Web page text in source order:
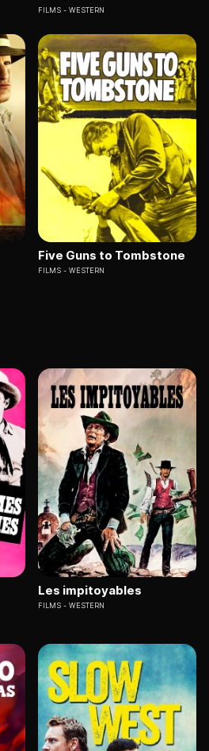
FILMS WESTERN
Five Guns to Tombstone
FILMS WESTERN
Les impitoyables
FILMS WESTERN